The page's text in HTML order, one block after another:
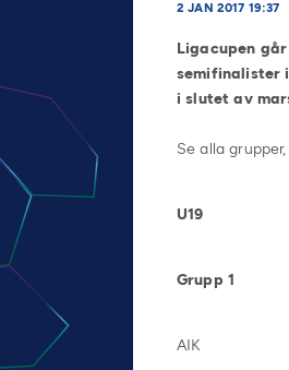
2 JAN 2017 19:37
Ligacupen
semifinalister i
i slutet av
Se alla
U19
Grupp 1
AIK